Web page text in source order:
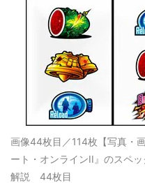
画像44枚目／114枚 【写真・
ート・オンラインII』のスペ
解説 44枚目